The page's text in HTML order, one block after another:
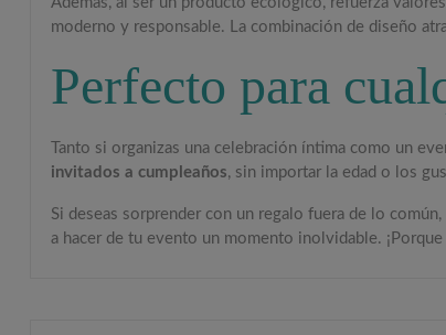
moderno y responsable. La combinación de diseño
Perfecto para
Tanto si organizas una celebración íntima como un
invitados a cumpleaños, sin importar la edad o los
Si deseas sorprender con un regalo fuera de lo
a hacer de tu evento un momento inolvidable.